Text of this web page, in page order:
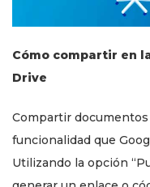
Cómo compartir en
Drive
Compartir
funcionalidad que
Utilizando la opción